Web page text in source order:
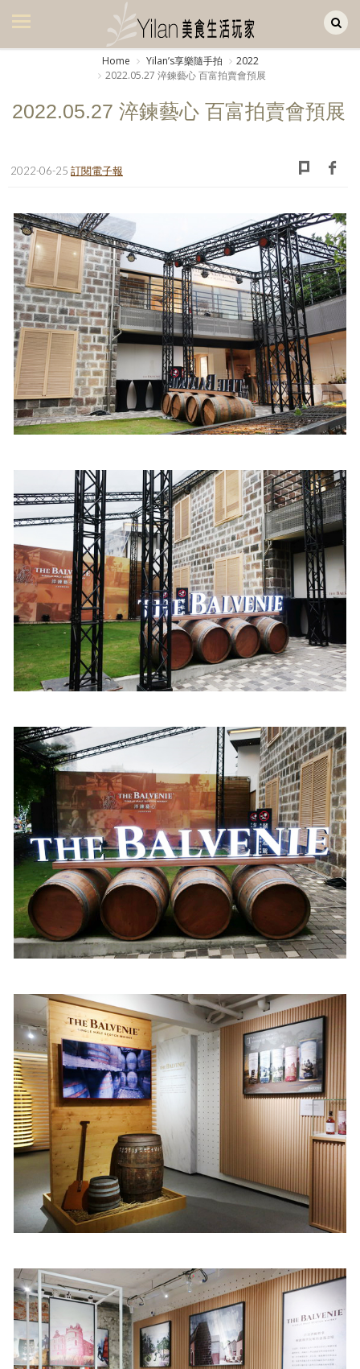
美食集
廚房集
旅遊美食集
生活風
書房集
日記簿
餐桌週記
享樂隨手拍
照相簿
影音區
關於Yilan
個人著作
活動實況記錄
媒體報導一覽
合作與代言
訂閱電子報
Home Yilanʼs享樂隨手拍
2022
2022.05.27 淬鍊藝心 百富拍賣會預展
2022.05.27 淬鍊藝心 百富拍賣會預展
2022-06-25 訂閱電子報